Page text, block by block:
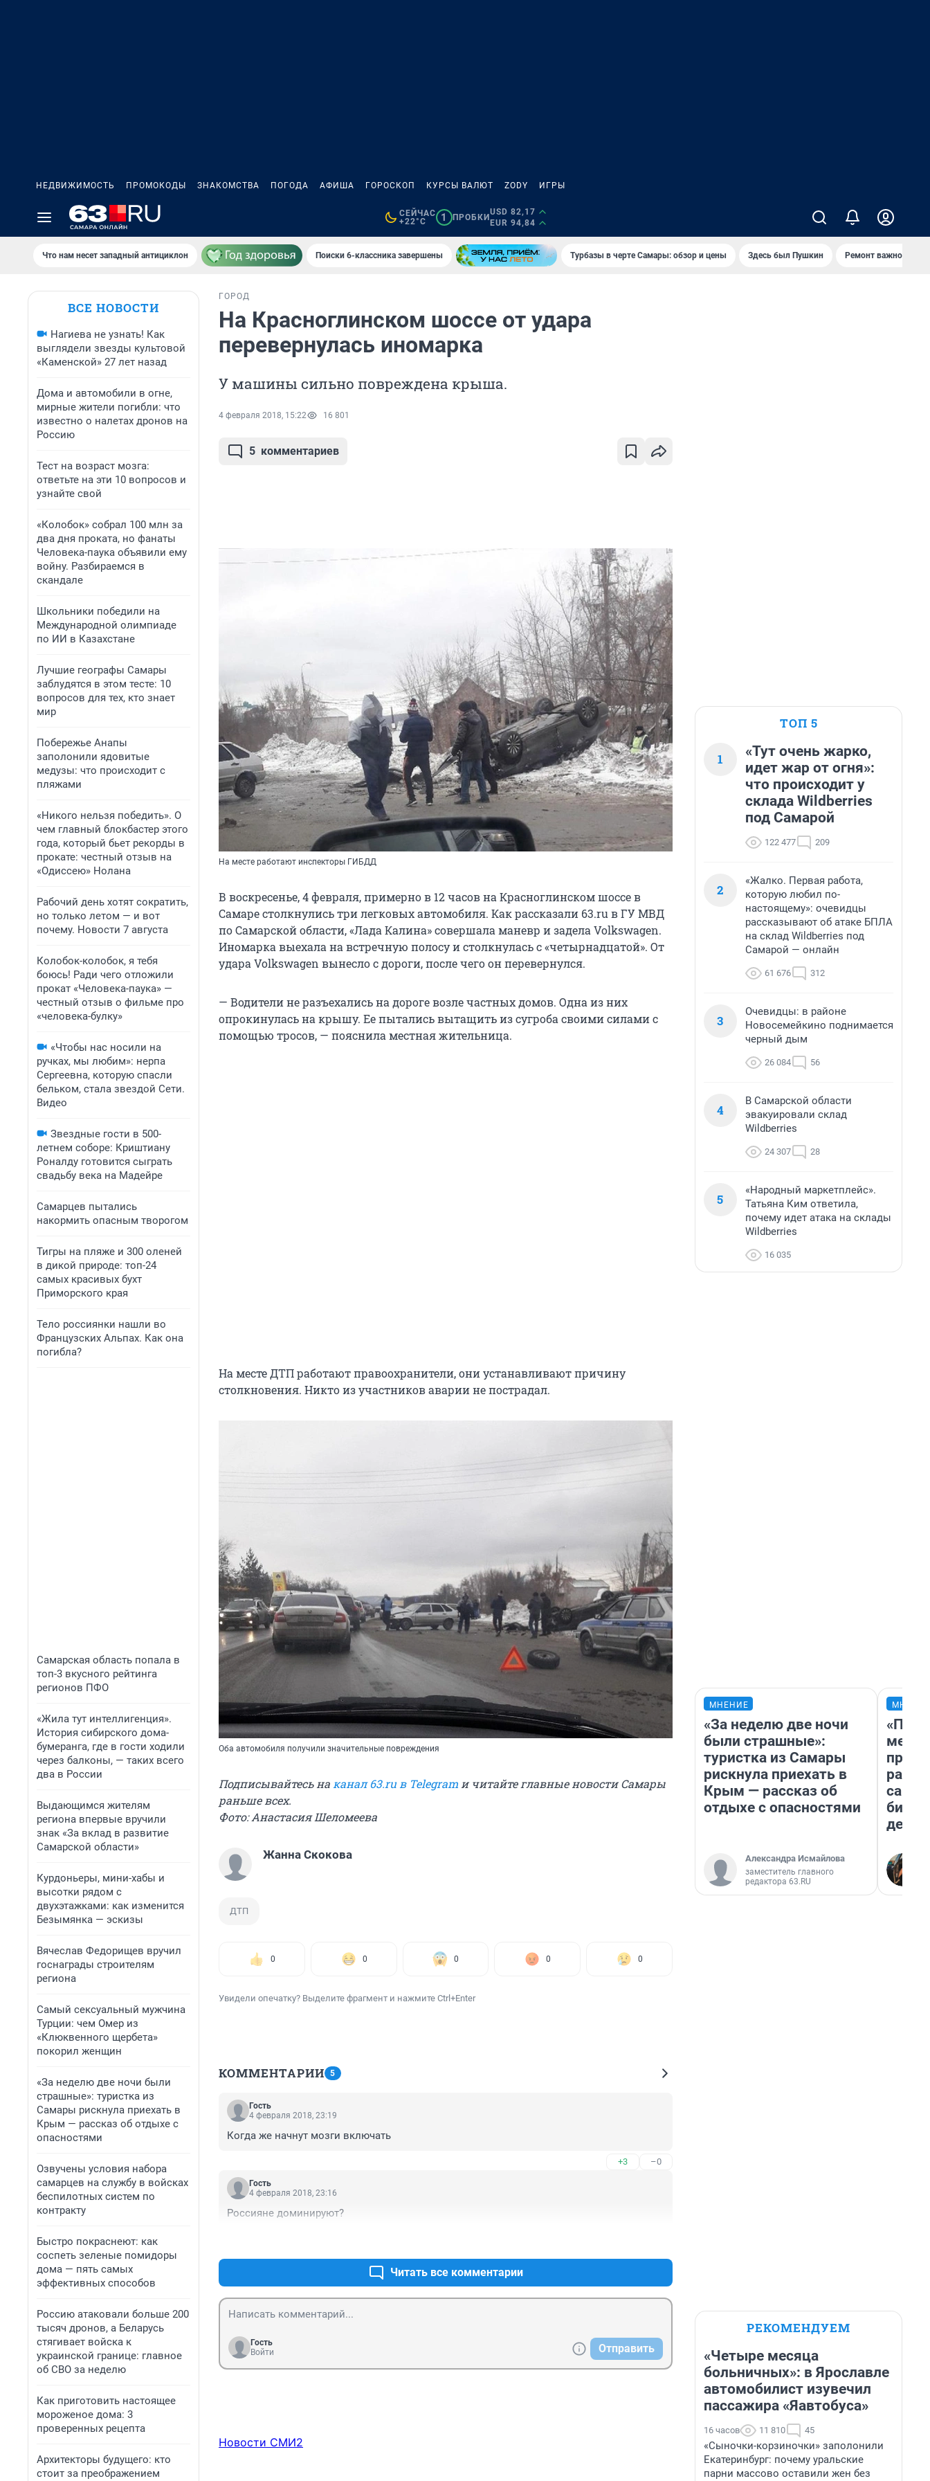
НЕДВИЖИМОСТЬ ПРОМОКОДЫ ЗНАКОМСТВА ПОГОДА АФИША ГОРОСКОП КУРСЫ ВАЛЮТ ZODY ИГРЫ
СЕЙЧАС
+22°C
1 ПРОБКИ
USD 82,17
EUR 94,84
Что нам несет западный антициклон Поиски 6-классника завершены Турбазы в черте Самары: обзор и цены Здесь был Пушкин Ремонт важного
ВСЕ НОВОСТИ
Нагиева не узнать! Как
выглядели звезды культовой
«Каменской» 27 лет назад
Дома и автомобили в огне,
мирные жители погибли: что
известно о налетах дронов на
Россию
Тест на возраст мозга:
ответьте на эти 10 вопросов и
узнайте свой
«Колобок» собрал 100 млн за
два дня проката, но фанаты
Человека-паука объявили ему
войну. Разбираемся в
скандале
Школьники победили на
Международной олимпиаде
по ИИ в Казахстане
Лучшие географы Самары
заблудятся в этом тесте: 10
вопросов для тех, кто знает
мир
Побережье Анапы
заполонили ядовитые
медузы: что происходит с
пляжами
«Никого нельзя победить». О
чем главный блокбастер этого
года, который бьет рекорды в
прокате: честный отзыв на
«Одиссею» Нолана
Рабочий день хотят сократить,
но только летом — и вот
почему. Новости 7 августа
Колобок-колобок, я тебя
боюсь! Ради чего отложили
прокат «Человека-паука» —
честный отзыв о фильме про
«человека-булку»
«Чтобы нас носили на
ручках, мы любим»: нерпа
Сергеевна, которую спасли
бельком, стала звездой Сети.
Видео
Звездные гости в 500-
летнем соборе: Криштиану
Роналду готовится сыграть
свадьбу века на Мадейре
Самарцев пытались
накормить опасным творогом
Тигры на пляже и 300 оленей
в дикой природе: топ-24
самых красивых бухт
Приморского края
Тело россиянки нашли во
Французских Альпах. Как она
погибла?
Самарская область попала в
топ-3 вкусного рейтинга
регионов ПФО
«Жила тут интеллигенция».
История сибирского дома-
бумеранга, где в гости ходили
через балконы, — таких всего
два в России
Выдающимся жителям
региона впервые вручили
знак «За вклад в развитие
Самарской области»
Курдоньеры, мини-хабы и
высотки рядом с
двухэтажками: как изменится
Безымянка — эскизы
Вячеслав Федорищев вручил
госнаграды строителям
региона
Самый сексуальный мужчина
Турции: чем Омер из
«Клюквенного щербета»
покорил женщин
«За неделю две ночи были
страшные»: туристка из
Самары рискнула приехать в
Крым — рассказ об отдыхе с
опасностями
Озвучены условия набора
самарцев на службу в войсках
беспилотных систем по
контракту
Быстро покраснеют: как
соспеть зеленые помидоры
дома — пять самых
эффективных способов
Россию атаковали больше 200
тысяч дронов, а Беларусь
стягивает войска к
украинской границе: главное
об СВО за неделю
Как приготовить настоящее
мороженое дома: 3
проверенных рецепта
Архитекторы будущего: кто
стоит за преображением
ГОРОД
На Красноглинском шоссе от удара
перевернулась иномарка
У машины сильно повреждена крыша.
4 февраля 2018, 15:22 16 801
5 комментариев
На месте работают инспекторы ГИБДД
В воскресенье, 4 февраля, примерно в 12 часов на Красноглинском шоссе в
Самаре столкнулись три легковых автомобиля. Как рассказали 63.ru в ГУ МВД
по Самарской области, «Лада Калина» совершала маневр и задела Volkswagen.
Иномарка выехала на встречную полосу и столкнулась с «четырнадцатой». От
удара Volkswagen вынесло с дороги, после чего он перевернулся.
— Водители не разъехались на дороге возле частных домов. Одна из них
опрокинулась на крышу. Ее пытались вытащить из сугроба своими силами с
помощью тросов, — пояснила местная жительница.
На месте ДТП работают правоохранители, они устанавливают причину
столкновения. Никто из участников аварии не пострадал.
Оба автомобиля получили значительные повреждения
Подписывайтесь на канал 63.ru в Telegram и читайте главные новости Самары
раньше всех.
Фото: Анастасия Шеломеева
Жанна Скокова
ДТП
0 0 0 0 0
Увидели опечатку? Выделите фрагмент и нажмите Ctrl+Enter
КОММЕНТАРИИ 5
Гость
4 февраля 2018, 23:19
Когда же начнут мозги включать
+3 –0
Гость
4 февраля 2018, 23:16
Россияне доминируют?
Читать все комментарии
Гость
Войти
Отправить
Новости СМИ2
ТОП 5
1
«Тут очень жарко,
идет жар от огня»:
что происходит у
склада Wildberries
под Самарой
122 477 209
2
«Жалко. Первая работа,
которую любил по-
настоящему»: очевидцы
рассказывают об атаке БПЛА
на склад Wildberries под
Самарой — онлайн
61 676 312
3
Очевидцы: в районе
Новосемейкино поднимается
черный дым
26 084 56
4
В Самарской области
эвакуировали склад
Wildberries
24 307 28
5
«Народный маркетплейс».
Татьяна Ким ответила,
почему идет атака на склады
Wildberries
16 035
МНЕНИЕ
«За неделю две ночи
были страшные»:
туристка из Самары
рискнула приехать в
Крым — рассказ об
отдыхе с опасностями
Александра Исмайлова
заместитель главного
редактора 63.RU
РЕКОМЕНДУЕМ
«Четыре месяца
больничных»: в Ярославле
автомобилист изувечил
пассажира «Яавтобуса»
16 часов 11 810 45
«Сыночки-корзиночки» заполонили
Екатеринбург: почему уральские
парни массово оставили жен без